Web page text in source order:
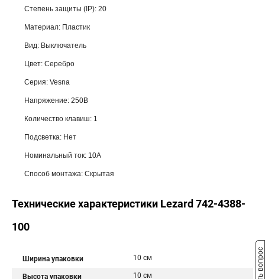
Степень защиты (IP): 20
Материал: Пластик
Вид: Выключатель
Цвет: Серебро
Серия: Vesna
Напряжение: 250В
Количество клавиш: 1
Подсветка: Нет
Номинальный ток: 10А
Способ монтажа: Скрытая
Технические характеристики Lezard 742-4388-
100
Ширина упаковки 10 см
Высота упаковки 10 см